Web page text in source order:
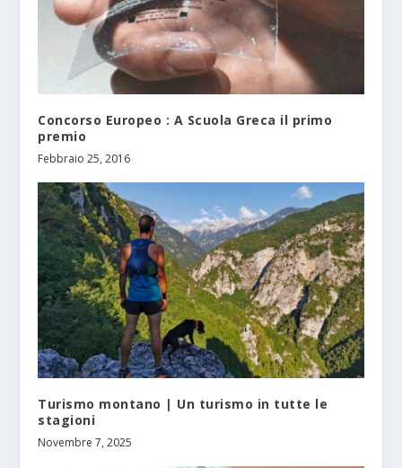
Concorso Europeo : A Scuola Greca il primo
premio
Febbraio 25, 2016
Turismo montano | Un turismo in tutte le
stagioni
Novembre 7, 2025